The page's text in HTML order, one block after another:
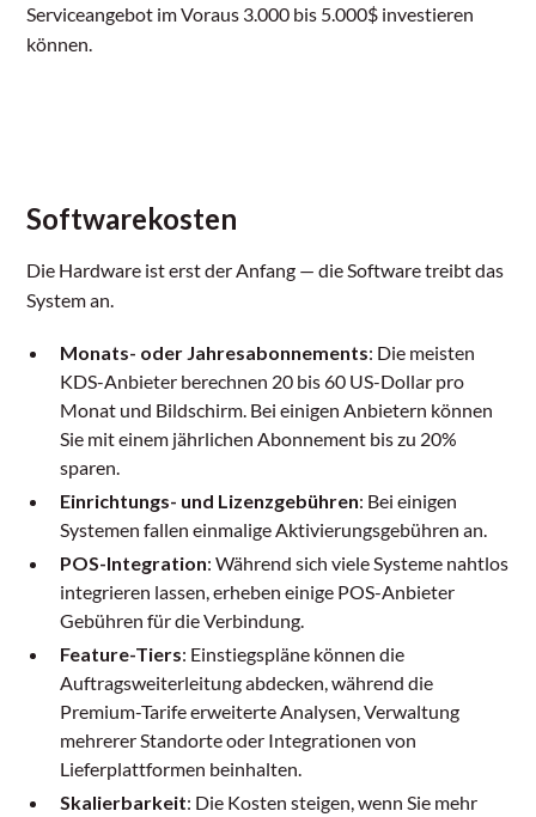
Serviceangebot im Voraus 3.000 bis 5.000$ investieren
können.
Softwarekosten
Die Hardware ist erst der Anfang — die Software treibt das
System an.
Monats- oder Jahresabonnements: Die meisten
KDS-Anbieter berechnen 20 bis 60 US-Dollar pro
Monat und Bildschirm. Bei einigen Anbietern können
Sie mit einem jährlichen Abonnement bis zu 20%
sparen.
Einrichtungs- und Lizenzgebühren: Bei einigen
Systemen fallen einmalige Aktivierungsgebühren an.
POS-Integration: Während sich viele Systeme nahtlos
integrieren lassen, erheben einige POS-Anbieter
Gebühren für die Verbindung.
Feature-Tiers: Einstiegspläne können die
Auftragsweiterleitung abdecken, während die
Premium-Tarife erweiterte Analysen, Verwaltung
mehrerer Standorte oder Integrationen von
Lieferplattformen beinhalten.
Skalierbarkeit: Die Kosten steigen, wenn Sie mehr